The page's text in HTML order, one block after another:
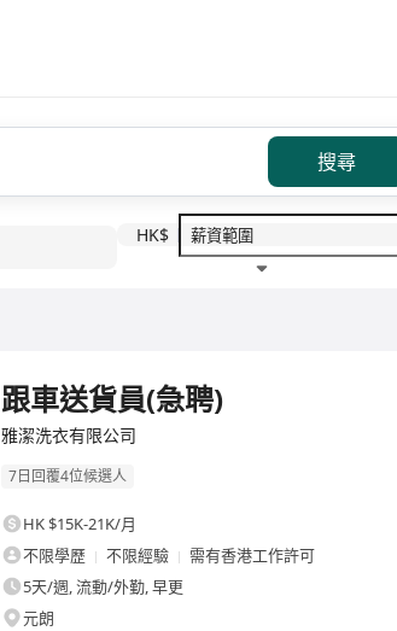
搜尋
HK$
跟車送貨員(急聘)
雅潔洗衣有限公司
7日回覆4位候選人
HK $15K-21K/月
不限學歷
不限經驗
需有香港工作許可
5天/週, 流動/外勤, 早更
元朗